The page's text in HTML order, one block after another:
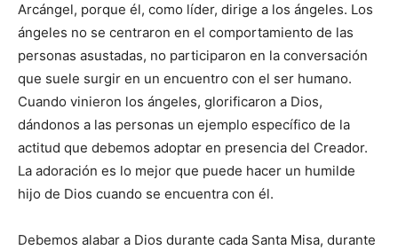
Arcángel, porque él, como líder, dirige a los ángeles. Los
ángeles no se centraron en el comportamiento de las
personas asustadas, no participaron en la conversación
que suele surgir en un encuentro con el ser humano.
Cuando vinieron los ángeles, glorificaron a Dios,
dándonos a las personas un ejemplo específico de la
actitud que debemos adoptar en presencia del Creador.
La adoración es lo mejor que puede hacer un humilde
hijo de Dios cuando se encuentra con él.
Debemos alabar a Dios durante cada Santa Misa, durante